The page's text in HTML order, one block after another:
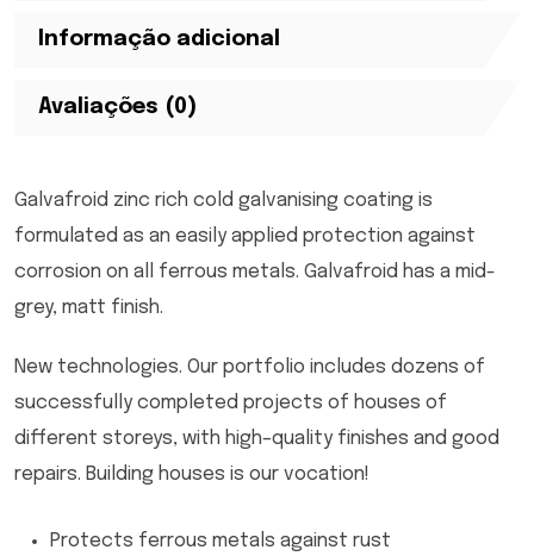
Informação adicional
Avaliações (0)
Galvafroid zinc rich cold galvanising coating is
formulated as an easily applied protection against
corrosion on all ferrous metals. Galvafroid has a mid-
grey, matt finish.
New technologies. Our portfolio includes dozens of
successfully completed projects of houses of
different storeys, with high–quality finishes and good
repairs. Building houses is our vocation!
Protects ferrous metals against rust